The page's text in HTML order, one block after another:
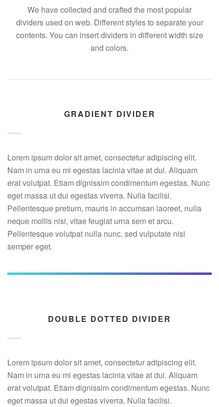
We have collected and crafted the most popular
dividers used on web. Different styles to separate your
contents. You can insert dividers in different width size
and colors.
GRADIENT DIVIDER
Lorem ipsum dolor sit amet, consectetur adipiscing elit.
Nam in urna eu mi egestas lacinia vitae at dui. Aliquam
erat volutpat. Etiam dignissim condimentum egestas. Nunc
eget massa ut dui egestas viverra. Nulla facilisi.
Pellentesque pretium, mauris in accumsan laoreet, nulla
neque mollis nisi, vitae feugiat urna sem et arcu.
Pellentesque volutpat nulla nunc, sed vulputate nisi
semper eget.
DOUBLE DOTTED DIVIDER
Lorem ipsum dolor sit amet, consectetur adipiscing elit.
Nam in urna eu mi egestas lacinia vitae at dui. Aliquam
erat volutpat. Etiam dignissim condimentum egestas. Nunc
eget massa ut dui egestas viverra. Nulla facilisi.